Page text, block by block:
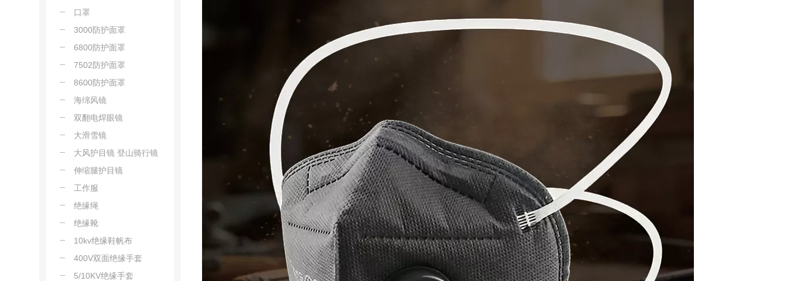
口罩
3000防护面罩
6800防护面罩
7502防护面罩
8600防护面罩
海绵风镜
双翻电焊眼镜
大滑雪镜
大风护目镜 登山骑行镜
伸缩腿护目镜
工作服
绝缘绳
绝缘靴
10kv绝缘鞋帆布
400V双面绝缘手套
5/10KV绝缘手套